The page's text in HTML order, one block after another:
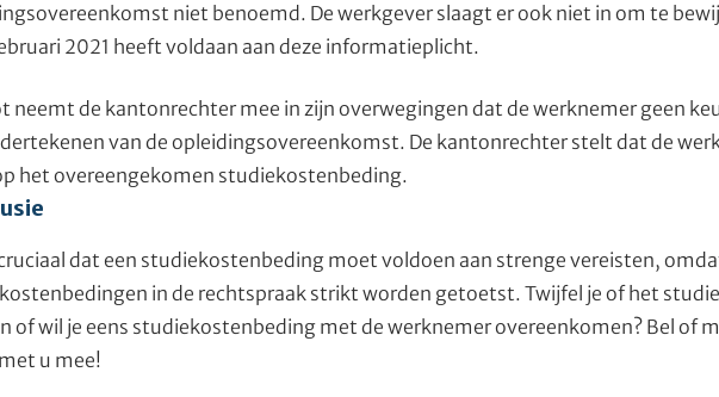
niet benoemd. De werkgever slaagt er ook niet in om te
2021 heeft voldaan aan deze informatieplicht.
neemt de kantonrechter mee in zijn overwegingen dat de werknemer geen
van de opleidingsovereenkomst. De kantonrechter stelt dat de
het overeengekomen studiekostenbeding.
dat een studiekostenbeding moet voldoen aan strenge vereisten,
in de rechtspraak strikt worden getoetst. Twijfel je of het
of wil je eens studiekostenbeding met de werknemer overeenkomen? Bel of
u mee!